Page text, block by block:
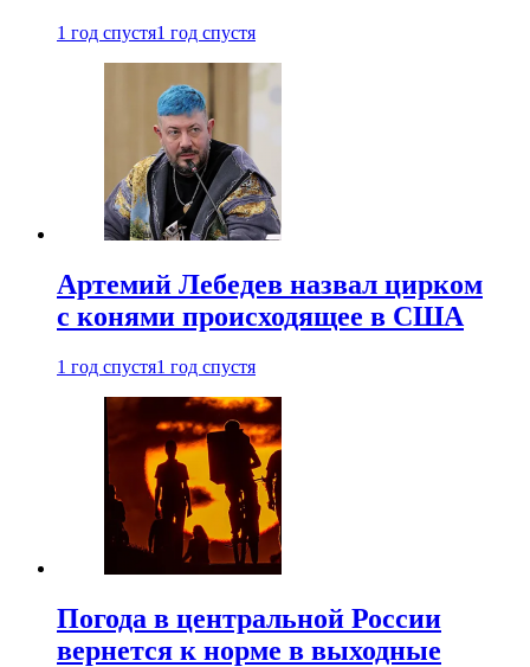
1 год спустя1 год спустя
Артемий Лебедев назвал цирком
с конями происходящее в США
1 год спустя1 год спустя
Погода в центральной России
вернется к норме в выходные